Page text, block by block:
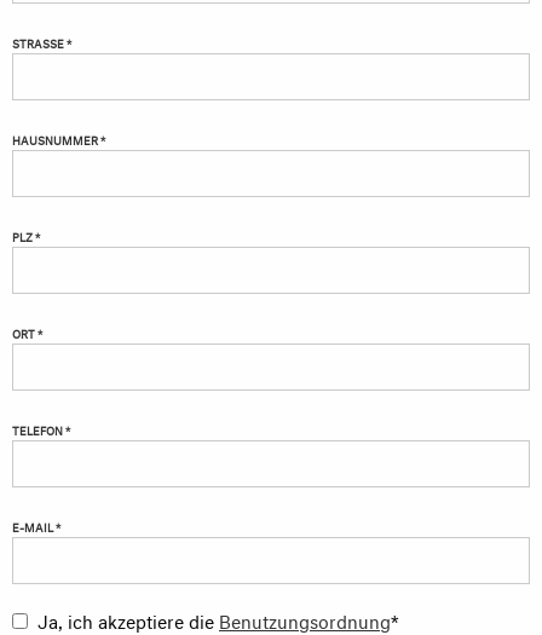
STRASSE *
HAUSNUMMER *
PLZ *
ORT *
TELEFON *
E-MAIL *
Ja, ich akzeptiere die Benutzungsordnung*